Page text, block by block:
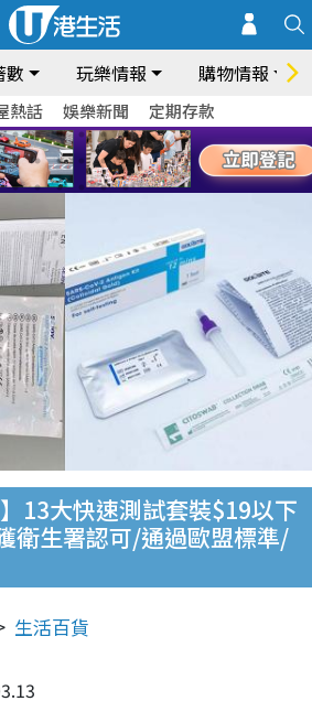
數 玩樂情報 購物情報
熱話 娛樂新聞 定期存款
】13大快速測試套裝$19以下
衛生署認可/通過歐盟標準/
生活百貨